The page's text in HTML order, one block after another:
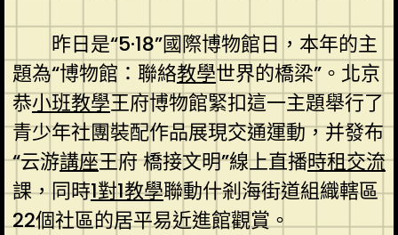
昨日是“5·18”國際博物館日，本年的主
題為“博物館：聯絡教學世界的橋梁”。北京
恭小班教學王府博物館緊扣這一主題舉行了
青少年社團裝配作品展現交通運動，并發布
“云游講座王府 橋接文明”線上直播時租交流
課，同時1對1教學聯動什剎海街道組織轄區
22個社區的居平易近進館觀賞。